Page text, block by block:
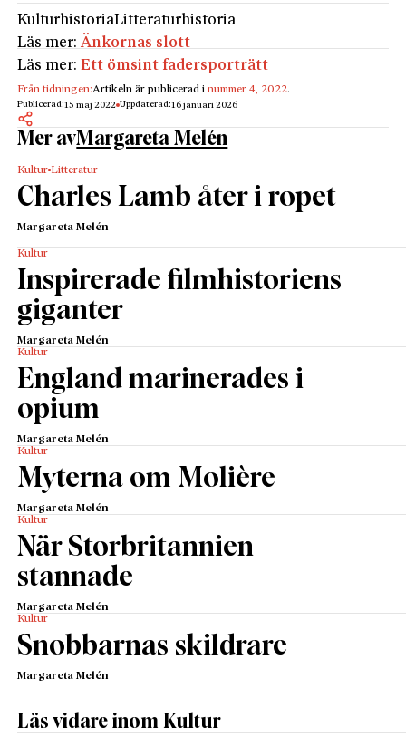
KulturhistoriaLitteraturhistoria
Läs mer:Änkornas slott
Läs mer:Ett ömsint fadersporträtt
Från tidningen:Artikeln är publicerad inummer 4, 2022.
Publicerad:15 maj 2022 Uppdaterad:16 januari 2026
Mer avMargareta Melén
Kultur Litteratur
Charles Lamb åter i ropet
Margareta Melén
Kultur
Inspirerade filmhistoriens
giganter
Margareta Melén
Kultur
England marinerades i
opium
Margareta Melén
Kultur
Myterna om Molière
Margareta Melén
Kultur
När Storbritannien
stannade
Margareta Melén
Kultur
Snobbarnas skildrare
Margareta Melén
Läs vidare inom Kultur